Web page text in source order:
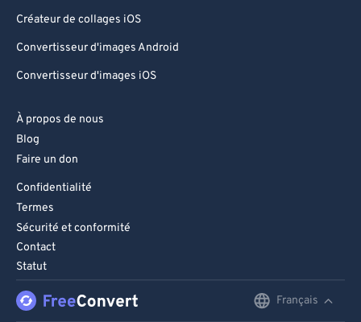
Créateur de collages iOS
Convertisseur d'images Android
Convertisseur d'images iOS
À propos de nous
Blog
Faire un don
Confidentialité
Termes
Sécurité et conformité
Contact
Statut
Français